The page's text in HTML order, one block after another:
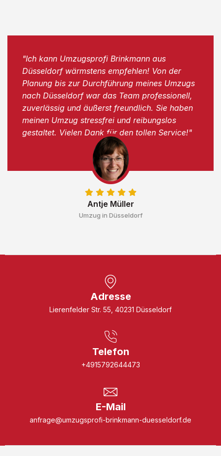
Antje Müller
Umzug in Düsseldorf
"Ich kann Umzugsprofi Brinkmann aus
Düsseldorf wärmstens empfehlen! Von der
Planung bis zur Durchführung meines Umzugs
nach Düsseldorf war das Team professionell,
zuverlässig und äußerst freundlich. Sie haben
meinen Umzug stressfrei und reibungslos
gestaltet. Vielen Dank für den tollen Service!"
Adresse
Lierenfelder Str. 55, 40231 Düsseldorf
Telefon
+4915792644473
E-Mail
anfrage@umzugsprofi-brinkmann-duesseldorf.de